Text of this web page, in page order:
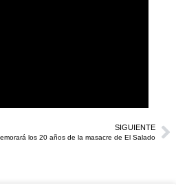
SIGUIENTE
los 20 años de la masacre de El Salado